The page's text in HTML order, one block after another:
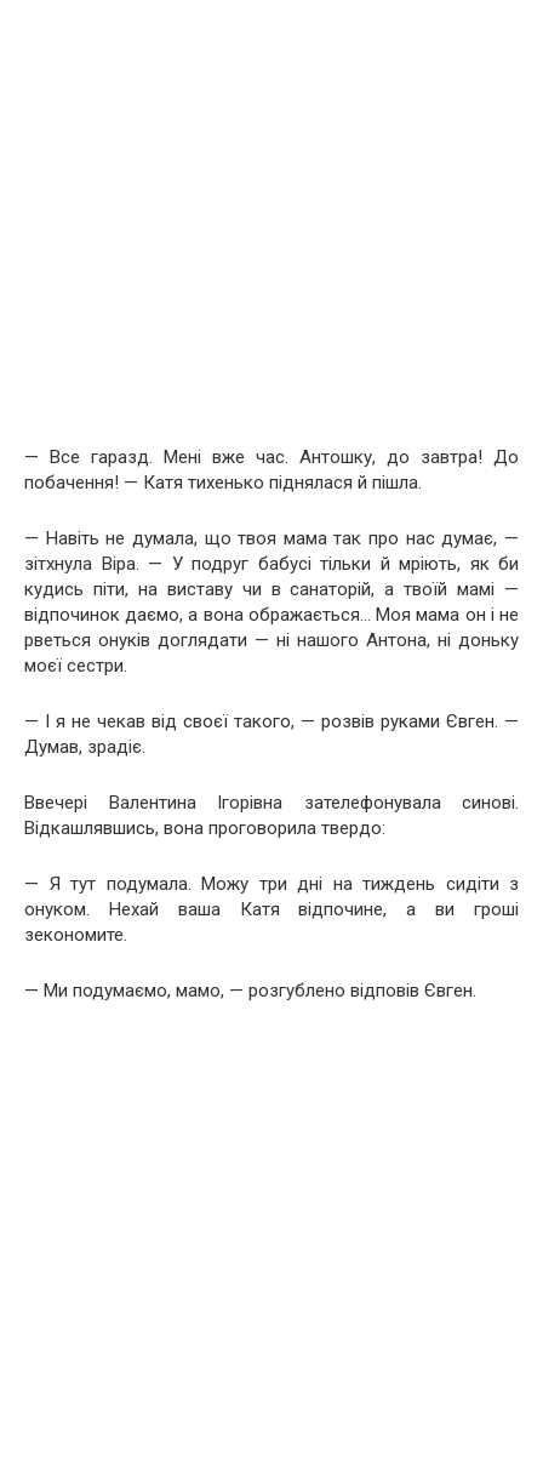
— Все гаразд. Мені вже час. Антошку, до завтра! До
побачення! — Катя тихенько піднялася й пішла.
— Навіть не думала, що твоя мама так про нас думає, —
зітхнула Віра. — У подруг бабусі тільки й мріють, як би
кудись піти, на виставу чи в санаторій, а твоїй мамі —
відпочинок даємо, а вона ображається… Моя мама он і не
рветься онуків доглядати — ні нашого Антона, ні доньку
моєї сестри.
— І я не чекав від своєї такого, — розвів руками Євген. —
Думав, зрадіє.
Ввечері Валентина Ігорівна зателефонувала синові.
Відкашлявшись, вона проговорила твердо:
— Я тут подумала. Можу три дні на тиждень сидіти з
онуком. Нехай ваша Катя відпочине, а ви гроші
зекономите.
— Ми подумаємо, мамо, — розгублено відповів Євген.